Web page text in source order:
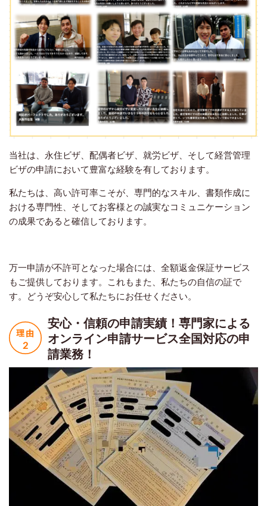
当社は、永住ビザ、配偶者ビザ、就労ビザ、そして経営管理
ビザの申請において豊富な経験を有しております。
私たちは、高い許可率こそが、専門的なスキル、書類作成に
おける専門性、そしてお客様との誠実なコミュニケーション
の成果であると確信しております。
万一申請が不許可となった場合には、全額返金保証サービス
もご提供しております。これもまた、私たちの自信の証で
す。どうぞ安心して私たちにお任せください。
安心・信頼の申請実績！ 専門家による
オンライン申請サービス全国対応の申
請業務！